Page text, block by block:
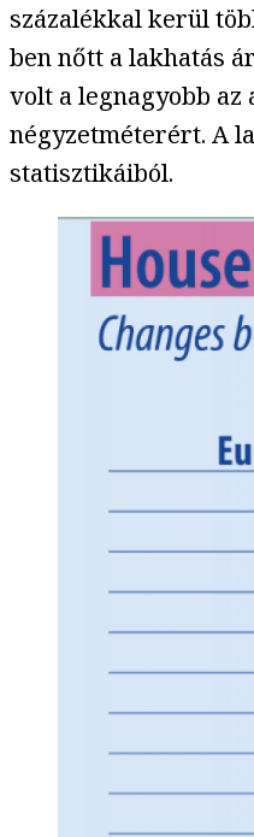
százalékkal kerül
ben nőtt a lakhatás
volt a legnagyobb az
négyzetméterért. A
statisztikáiból.